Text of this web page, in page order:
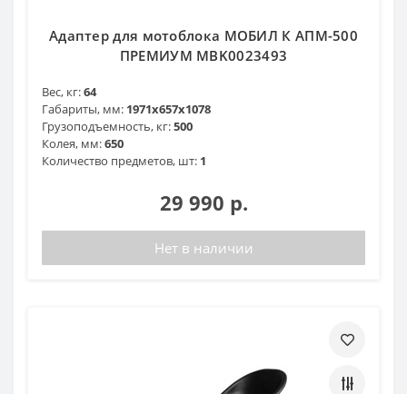
Адаптер для мотоблока МОБИЛ К АПМ-500
ПРЕМИУМ MBK0023493
Вес, кг:64
Габариты, мм: 1971x657x1078
Грузоподъемность, кг:500
Колея, мм:650
Количество предметов, шт: 1
29 990 р.
Нет в наличии